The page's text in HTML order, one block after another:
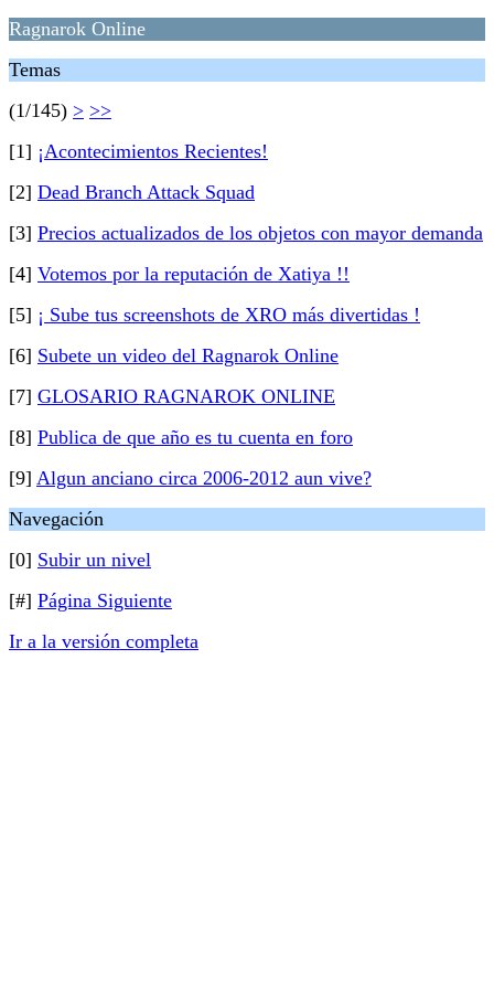
Ragnarok Online
Temas
(1/145) > >>
[1] ¡Acontecimientos Recientes!
[2] Dead Branch Attack Squad
[3] Precios actualizados de los objetos con mayor demanda
[4] Votemos por la reputación de Xatiya !!
[5] ¡ Sube tus screenshots de XRO más divertidas !
[6] Subete un video del Ragnarok Online
[7] GLOSARIO RAGNAROK ONLINE
[8] Publica de que año es tu cuenta en foro
[9] Algun anciano circa 2006-2012 aun vive?
Navegación
[0] Subir un nivel
[#] Página Siguiente
Ir a la versión completa